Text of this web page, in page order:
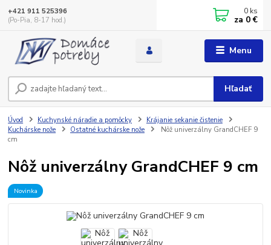
Menu
Hľadať
+421 911 525396
(Po-Pia, 8-17 hod.)
0 ks
za 0 €
Úvod Kuchynské náradie a pomôcky
Krájanie sekanie čistenie
Kuchárske nože
Ostatné kuchárske nože
Nôž univerzálny GrandCHEF 9
cm
Nôž univerzálny GrandCHEF 9 cm
Novinka